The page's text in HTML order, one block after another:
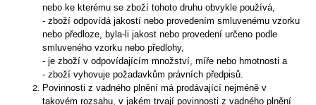
nebo ke kterému se zboží tohoto druhu obvykle používá,
- zboží odpovídá jakostí nebo provedením smluvenému vzorku
nebo předloze, byla-li jakost nebo provedení určeno podle
smluveného vzorku nebo předlohy,
- je zboží v odpovídajícím množství, míře nebo hmotnosti a
- zboží vyhovuje požadavkům právních předpisů.
Povinnosti z vadného plnění má prodávající nejméně v
takovém rozsahu, v jakém trvají povinnosti z vadného plnění